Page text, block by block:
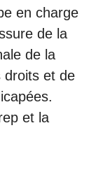
en charge
de la
de la
droits et de
et la